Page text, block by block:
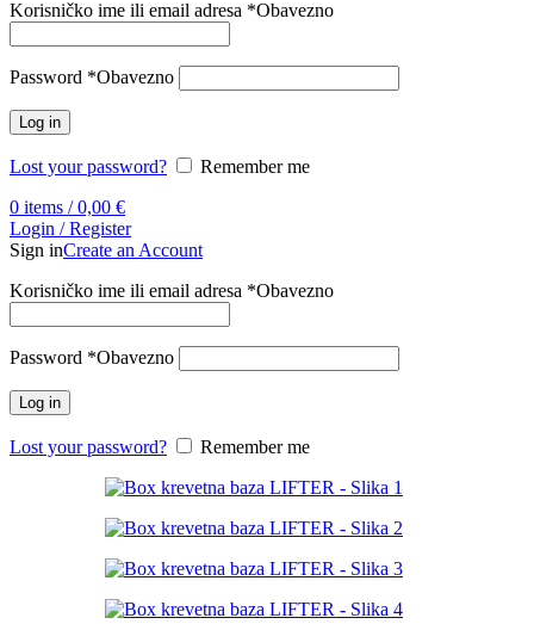
Korisničko ime ili email adresa *Obavezno
Password *Obavezno
Log in
Lost your password?
Remember me
0 items / 0,00 €
Login / Register
Sign inCreate an Account
Korisničko ime ili email adresa *Obavezno
Password *Obavezno
Log in
Lost your password? Remember me